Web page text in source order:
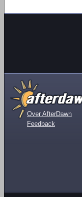
Over AfterDawn
Feedback